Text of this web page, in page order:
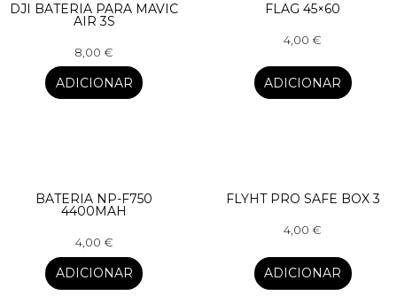
DJI BATERIA PARA MAVIC
AIR 3S
8,00€
ADICIONAR
FLAG 45×60
4,00€
ADICIONAR
BATERIA NP-F750
4400MAH
4,00 €
ADICIONAR
FLYHT PRO SAFE BOX 3
4,00€
ADICIONAR